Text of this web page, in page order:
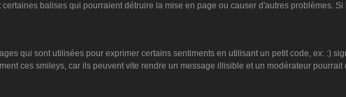
balises qui pourraient détruire la mise en page ou causer d'autres problèmes.
qui sont utilisées pour exprimer certains sentiments en utilisant un petit code, ex: :)
ces smileys, car ils peuvent vite rendre un message illisible et un modérateur